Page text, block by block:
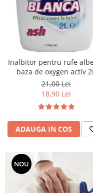
Inalbitor pentru rufe
baza de oxygen activ
21,00 Lei
18,90 Lei
ADAUGA IN COS
NOU